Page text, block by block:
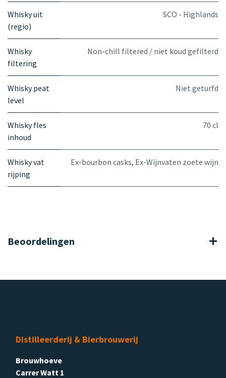
Whisky uit
(regio)
SCO - Highlands
Whisky
filtering
Non-chill filtered / niet koud gefilterd
Whisky peat
level
Niet geturfd
Whisky fles
inhoud
70 cl
Whisky vat
rijping
Ex-bourbon casks, Ex-Wijnvaten zoete wijn
Beoordelingen
Distilleerderij & Bierbrouwerij
Brouwhoeve
Carrer Watt 1